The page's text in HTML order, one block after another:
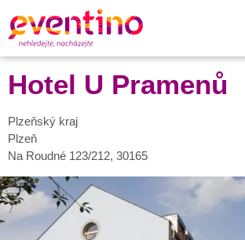
Hotel U Pramenů
Plzeňský kraj
Plzeň
Na Roudné 123/212, 30165